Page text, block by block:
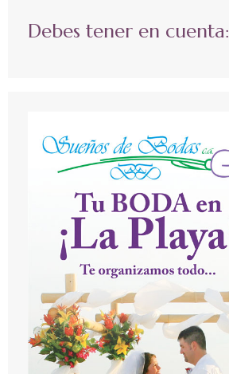
Debes tener en cuenta: